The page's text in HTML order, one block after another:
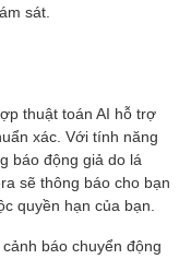
sát.
thuật toán AI hỗ trợ
xác. Với tính năng
báo động giả do lá
sẽ thông báo cho bạn
quyền hạn của bạn.
báo chuyển động